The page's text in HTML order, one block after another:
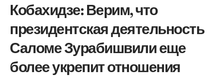
Кобахидзе: Верим, что
президентская деятельность
Саломе Зурабишвили еще
более укрепит отношения